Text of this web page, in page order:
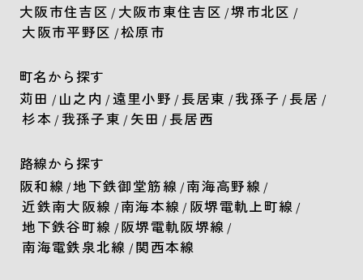
大阪市住吉区 / 大阪市東住吉区 /堺市北区 /
大阪市平野区 /松原市
町名から探す
苅田 / 山之内 / 遠里小野 / 長居東 / 我孫子 / 長居 /
杉本 / 我孫子東 / 矢田 / 長居西
路線から探す
阪和線 /地下鉄御堂筋線 /南海高野線 /
近鉄南大阪線 /南海本線 / 阪堺電軌上町線 /
地下鉄谷町線 / 阪堺電軌阪堺線 /
南海電鉄泉北線 / 関西本線